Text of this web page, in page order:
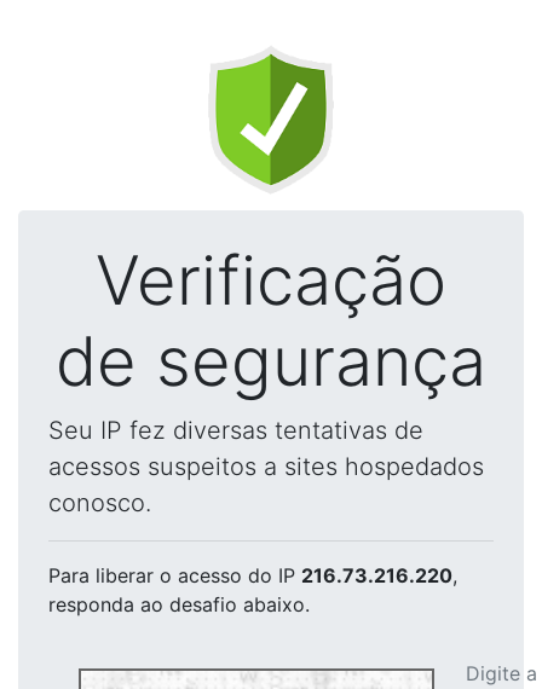
Verificação
de segurança
Seu IP fez diversas tentativas de
acessos suspeitos a sites hospedados
conosco.
Para liberar o acesso do IP 216.73.216.220,
responda ao desafio abaixo.
Digite